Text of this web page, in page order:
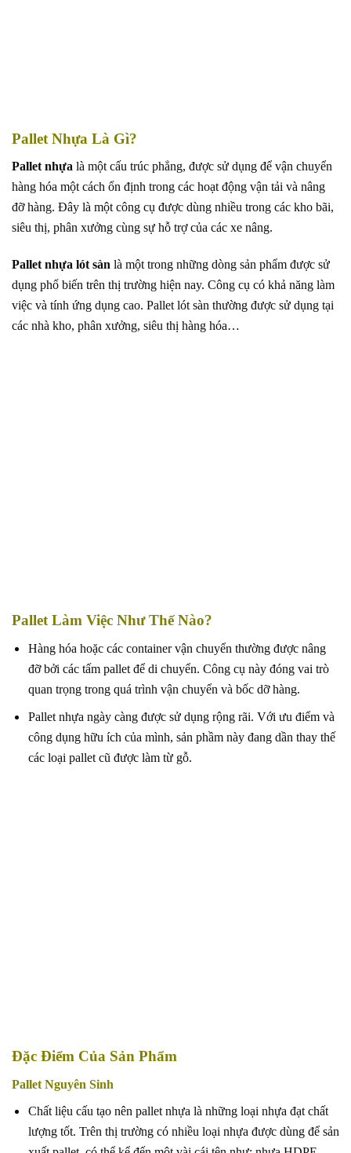
Pallet Nhựa Là Gì?
Pallet nhựa là một cấu trúc phẳng, được sử dụng để vận chuyển
hàng hóa một cách ổn định trong các hoạt động vận tải và nâng
đỡ hàng. Đây là một công cụ được dùng nhiều trong các kho bãi,
siêu thị, phân xưởng cùng sự hỗ trợ của các xe nâng.
Pallet nhựa lót sàn là một trong những dòng sản phẩm được sử
dụng phổ biến trên thị trường hiện nay. Công cụ có khả năng làm
việc và tính ứng dụng cao. Pallet lót sàn thường được sử dụng tại
các nhà kho, phân xưởng, siêu thị hàng hóa…
Pallet Làm Việc Như Thế Nào?
Hàng hóa hoặc các container vận chuyển thường được nâng
đỡ bởi các tấm pallet để di chuyển. Công cụ này đóng vai trò
quan trọng trong quá trình vận chuyển và bốc dỡ hàng.
Pallet nhựa ngày càng được sử dụng rộng rãi. Với ưu điểm và
công dụng hữu ích của mình, sản phầm này đang dần thay thế
các loại pallet cũ được làm từ gỗ.
Đặc Điểm Của Sản Phẩm
Pallet Nguyên Sinh
Chất liệu cấu tạo nên pallet nhựa là những loại nhựa đạt chất
lượng tốt. Trên thị trường có nhiều loại nhựa được dùng để sản